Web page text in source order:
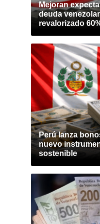
Mejoran
deuda
revalorizado
Perú lanza
nuevo
sostenible